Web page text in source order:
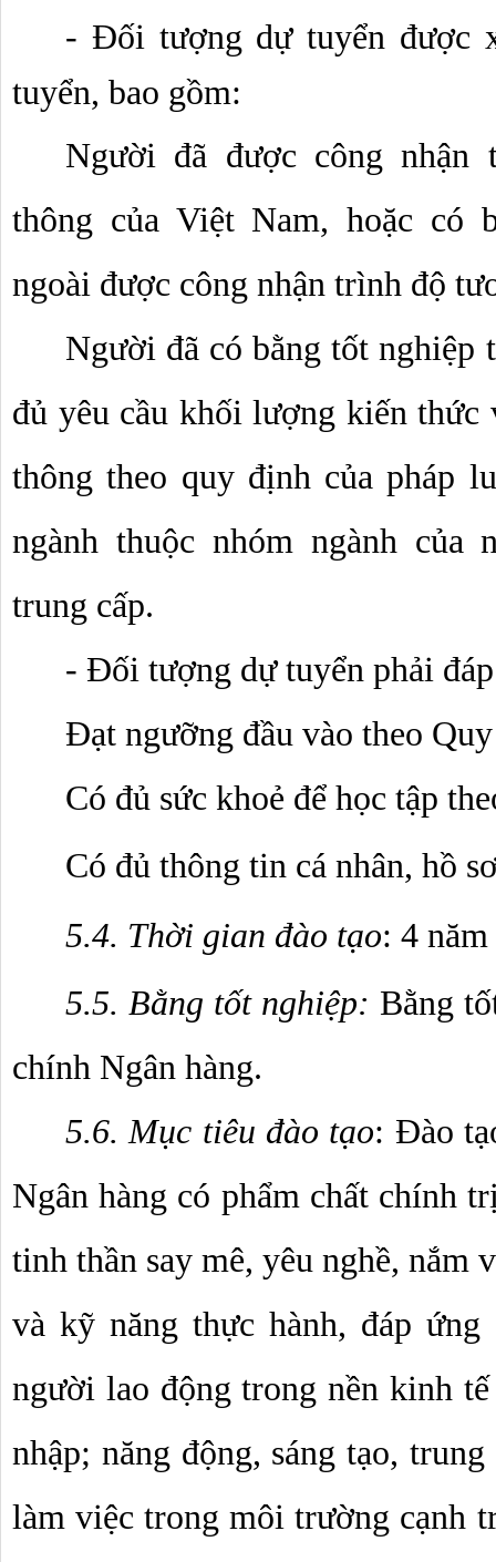
- Đối tượng dự tuyển được
tuyển, bao gồm:
Người đã được công nhận
thông của Việt Nam, hoặc có
ngoài được công nhận trình độ
Người đã có bằng tốt nghiệp
đủ yêu cầu khối lượng kiến thức
thông theo quy định của pháp
ngành thuộc nhóm ngành của
trung cấp.
- Đối tượng dự tuyển phải
Đạt ngưỡng đầu vào theo
Có đủ sức khoẻ để học tập
Có đủ thông tin cá nhân, hồ
5.4. Thời gian đào tạo: 4 năm
5.5. Bằng tốt nghiệp: Bằng
chính Ngân hàng.
5.6. Mục tiêu đào tạo: Đào
Ngân hàng có phẩm chất chính
tinh thần say mê, yêu nghề, nắm
và kỹ năng thực hành, đáp ứng
người lao động trong nền kinh
nhập; năng động, sáng tạo,
làm việc trong môi trường cạnh